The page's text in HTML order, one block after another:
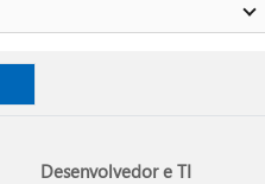
Desenvolvedor e TI